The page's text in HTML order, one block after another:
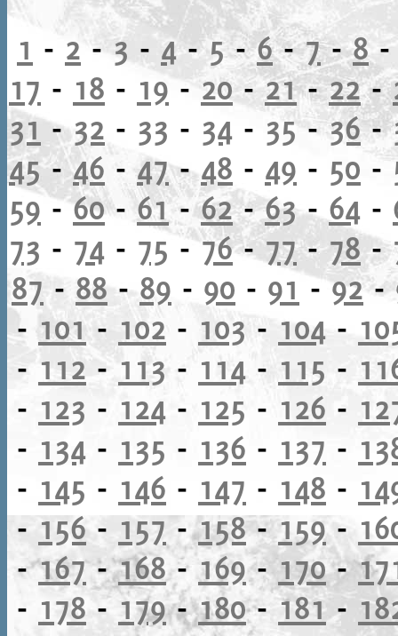
1 - 2-3 - 4-5-6-7-8
17 - 18 - 19-20-21-22-
31-32 - 33 - 34 - 35-36-
45-46-47-48 - 49 - 50 -
59 -60-61-62-63- 64 -
73 - 74 - 75 -76-77-78-
87 - 88 - 89 - 90 - 91 -92-
-101- 102 - 103- 104 -
- 112-113 - 114 - 115 -
- 123 - 124 - 125 - 126 -
- 134 - 135 - 136 - 137 -
- 145 - 146 - 147 - 148 -
-156-157-158-159-
-167-168-169-170-
- 178 - 179-180-181-